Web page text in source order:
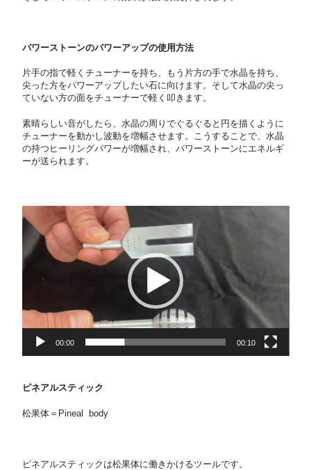
パワーストーンのパワーアップの使用方法
片手の指で軽くチューナーを持ち、もう片方の手で水晶を持ち、
尖った方をパワーアップしたい石に向けます。そして水晶の尖っ
ていない方の面をチューナーで軽く叩きます。
素晴らしい音がしたら、水晶の周りでぐるぐると円を描くように
チューナーを動かし波動を増幅させます。こうすることで、水晶
の持つヒーリングパワーが増幅され、パワーストーンにエネルギ
ーが送られます。
動
画
レ
00:00 00:10
ピネアルスティック
松果体＝ Pineal body
ピネアルスティックは松果体に働きかけるツールです。